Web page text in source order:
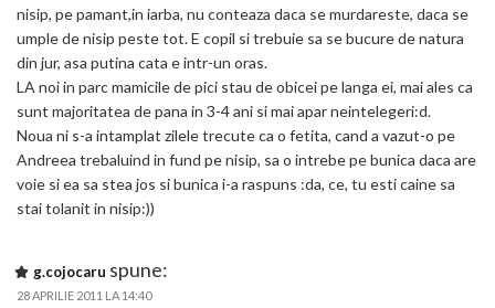
nisip, pe pamant,in iarba, nu conteaza daca se murdareste, daca se
umple de nisip peste tot. E copil si trebuie sa se bucure de natura
din jur, asa putina cata e intr-un oras.
LA noi in parc mamicile de pici stau de obicei pe langa ei, mai ales ca
sunt majoritatea de pana in 3-4 ani si mai apar neintelegeri:d.
Noua ni s-a intamplat zilele trecute ca o fetita, cand a vazut-o pe
Andreea trebaluind in fund pe nisip, sa o intrebe pe bunica daca are
voie si ea sa stea jos si bunica i-a raspuns :da, ce, tu esti caine sa
stai tolanit in nisip:))
g.cojocaru spune:
28 APRILIE 2011 LA 14:40